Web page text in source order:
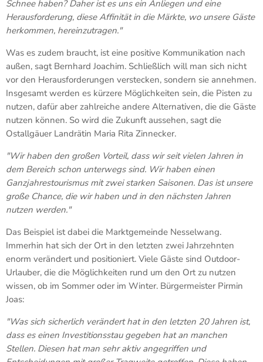
Schnee haben? Daher ist es uns ein Anliegen und eine
Herausforderung, diese Affinität in die Märkte, wo unsere Gäste
herkommen, hereinzutragen."
Was es zudem braucht, ist eine positive Kommunikation nach
außen, sagt Bernhard Joachim. Schließlich will man sich nicht
vor den Herausforderungen verstecken, sondern sie annehmen.
Insgesamt werden es kürzere Möglichkeiten sein, die Pisten zu
nutzen, dafür aber zahlreiche andere Alternativen, die die Gäste
nutzen können. So wird die Zukunft aussehen, sagt die
Ostallgäuer Landrätin Maria Rita Zinnecker.
"Wir haben den großen Vorteil, dass wir seit vielen Jahren in
dem Bereich schon unterwegs sind. Wir haben einen
Ganzjahrestourismus mit zwei starken Saisonen. Das ist unsere
große Chance, die wir haben und in den nächsten Jahren
nutzen werden."
Das Beispiel ist dabei die Marktgemeinde Nesselwang.
Immerhin hat sich der Ort in den letzten zwei Jahrzehnten
enorm verändert und positioniert. Viele Gäste sind Outdoor-
Urlauber, die die Möglichkeiten rund um den Ort zu nutzen
wissen, ob im Sommer oder im Winter. Bürgermeister Pirmin
Joas:
"Was sich sicherlich verändert hat in den letzten 20 Jahren ist,
dass es einen Investitionsstau gegeben hat an manchen
Stellen. Diesen hat man sehr aktiv angegriffen und